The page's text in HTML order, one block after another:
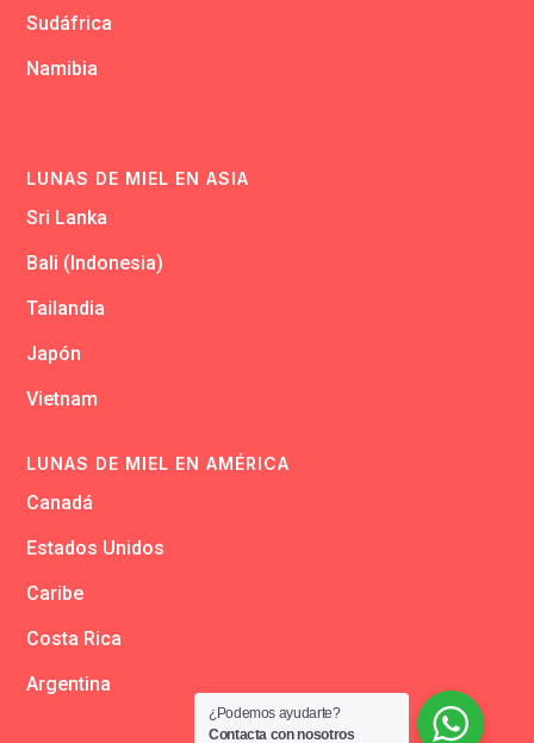
Sudáfrica
Namibia
LUNAS DE MIEL EN ASIA
Sri Lanka
Bali (Indonesia)
Tailandia
Japón
Vietnam
LUNAS DE MIEL EN AMÉRICA
Canadá
Estados Unidos
Caribe
Costa Rica
Argentina
¿Podemos ayudarte?
Contacta con nosotros